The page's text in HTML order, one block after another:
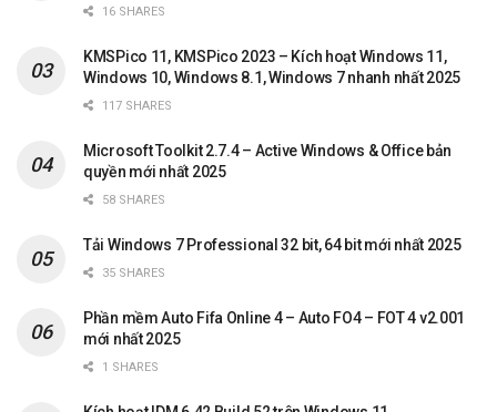
16 SHARES
KMSPico 11, KMSPico 2023 – Kích hoạt Windows 11,
Windows 10, Windows 8.1, Windows 7 nhanh nhất 2025
117 SHARES
Microsoft Toolkit 2.7.4 – Active Windows & Office bản
quyền mới nhất 2025
58 SHARES
Tải Windows 7 Professional 32 bit, 64 bit mới nhất 2025
35 SHARES
Phần mềm Auto Fifa Online 4 – Auto FO4 – FOT 4 v2.001
mới nhất 2025
1 SHARES